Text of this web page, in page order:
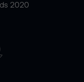
2020